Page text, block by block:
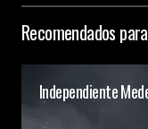
Recomendados
Independiente